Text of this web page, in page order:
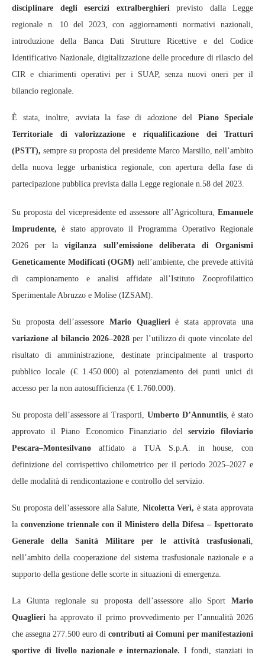
disciplinare degli esercizi extralberghieri previsto dalla Legge
regionale n. 10 del 2023, con aggiornamenti normativi nazionali,
introduzione della Banca Dati Strutture Ricettive e del Codice
Identificativo Nazionale, digitalizzazione delle procedure di rilascio del
CIR e chiarimenti operativi per i SUAP, senza nuovi oneri per il
bilancio regionale.
È stata, inoltre, avviata la fase di adozione del
Piano Speciale
Territoriale di valorizzazione e riqualificazione dei Tratturi
(PSTT), sempre su proposta del presidente Marco Marsilio, nell’ambito
della nuova legge urbanistica regionale, con apertura della fase di
partecipazione pubblica prevista dalla Legge regionale n.58 del 2023.
Su proposta del vicepresidente ed assessore all’Agricoltura, Emanuele
Imprudente, è stato approvato il Programma Operativo Regionale
2026 per lavigilanza sull’emissione deliberata di Organismi
Geneticamente Modificati (OGM) nell’ambiente, che prevede attività
di campionamento e analisi affidate all’Istituto Zooprofilattico
Sperimentale Abruzzo e Molise (IZSAM).
Su proposta dell’assessore Mario Quaglieri è stata approvata una
variazione al bilancio 2026–2028per l’utilizzo di quote vincolate del
risultato di amministrazione, destinate principalmente al trasporto
pubblico locale (€ 1.450.000) al potenziamento dei punti unici di
accesso per la non autosufficienza (€ 1.760.000).
Su proposta dell’assessore ai Trasporti, Umberto D’Annuntiis, è stato
approvato il Piano Economico Finanziario delservizio filoviario
Pescara–Montesilvano affidato a TUA S.p.A. in house, con
definizione del corrispettivo chilometrico per il periodo 2025–2027 e
delle modalità di rendicontazione e controllo del servizio.
Su proposta dell’assessore alla Salute, Nicoletta Verì, è stata approvata
la convenzione triennale con il Ministero della Difesa – Ispettorato
Generale della Sanità Militare per le attività trasfusionali
nell’ambito della cooperazione del sistema trasfusionale nazionale e a
supporto della gestione delle scorte in situazioni di emergenza.
La Giunta regionale su proposta dell’assessore allo Sport Mario
Quaglieri ha approvato il primo provvedimento per l’annualità 2026
che assegna 277.500 euro di contributi ai Comuni per manifestazioni
sportive di livello nazionale e internazionale. I fondi, stanziati in